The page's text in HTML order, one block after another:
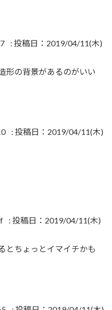
: 投稿日：2019/04/11(木)
形の背景があるのがいい
: 投稿日：2019/04/11(木)
: 投稿日：2019/04/11(木)
とちょっとイマイチかも